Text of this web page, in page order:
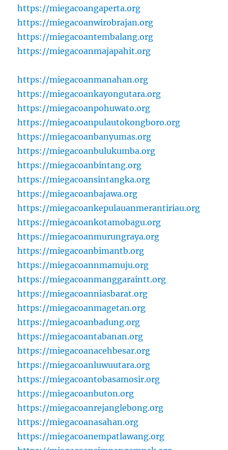
https://miegacoangaperta.org
https://miegacoanwirobrajan.org
https://miegacoantembalang.org
https://miegacoanmajapahit.org
https://miegacoanmanahan.org
https://miegacoankayongutara.org
https://miegacoanpohuwato.org
https://miegacoanpulautokongboro.org
https://miegacoanbanyumas.org
https://miegacoanbulukumba.org
https://miegacoanbintang.org
https://miegacoansintangka.org
https://miegacoanbajawa.org
https://miegacoankepulauanmerantiriau.org
https://miegacoankotamobagu.org
https://miegacoanmurungraya.org
https://miegacoanbimantb.org
https://miegacoannmamuju.org
https://miegacoanmanggaraintt.org
https://miegacoanniasbarat.org
https://miegacoanmagetan.org
https://miegacoanbadung.org
https://miegacoantabanan.org
https://miegacoanacehbesar.org
https://miegacoanluwuutara.org
https://miegacoantobasamosir.org
https://miegacoanbuton.org
https://miegacoanrejanglebong.org
https://miegacoanasahan.org
https://miegacoanempatlawang.org